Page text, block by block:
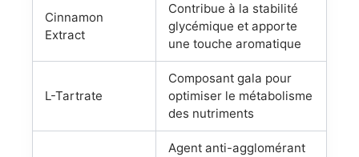
Cinnamon
Extract
Contribue à la stabilité
glycémique et apporte
une touche aromatique
L-Tartrate
Composant gala pour
optimiser le métabolisme
des nutriments
Agent anti-agglomérant